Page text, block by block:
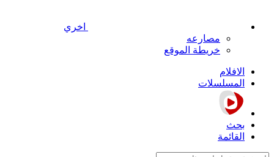
اخري
مصارعه
خريطة الموقع
الافلام
المسلسلات
بحث
القائمة